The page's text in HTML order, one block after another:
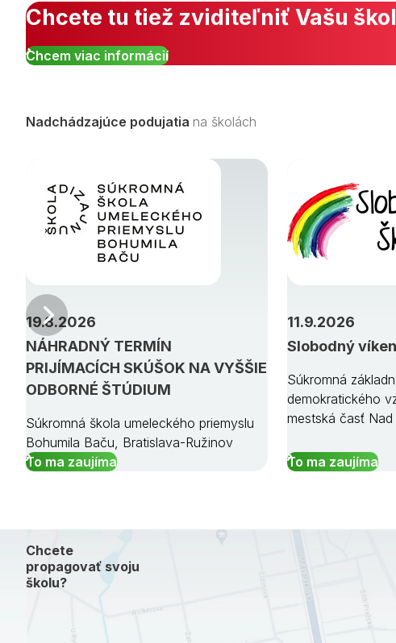
Chcete tu tiež zviditeľniť Vašu
Chcem viac informácií
Nadchádzajúce podujatia na školách
NÁHRADNÝ TERMÍN
PRIJÍMACÍCH SKÚŠOK NA VYŠŠIE
ODBORNÉ ŠTÚDIUM
19.8.2026
Súkromná škola umeleckého priemyslu
Bohumila Baču, Bratislava-Ružinov
To ma zaujíma
Slobodný
11.9.2026
Súkromná
demokratického
mestská časť Nad
To ma zaujíma
Predchádzajúci
Chcete
propagovať svoju
školu?